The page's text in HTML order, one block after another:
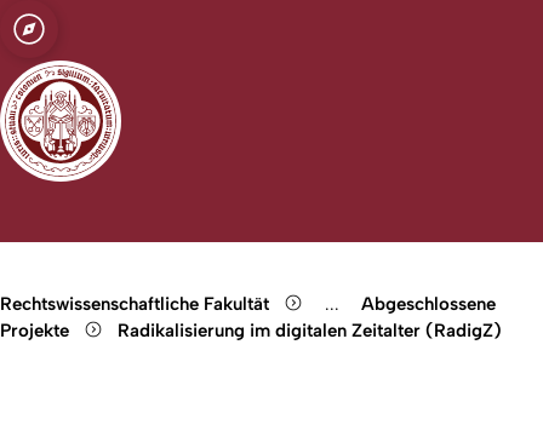
Open quicklink menu
Rechtswissenschaftliche Fakultät Show remaining
...
Abgeschlossene
Projekte
Radikalisierung im digitalen Zeitalter (RadigZ)